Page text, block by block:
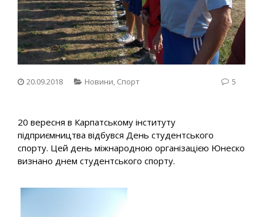
20.09.2018 Новини Спорт 5
20 вересня в Карпатському інституту
підприємництва відбувся День студентського
спорту. Цей день міжнародною організацією Юнеско
визнано днем студентського спорту.